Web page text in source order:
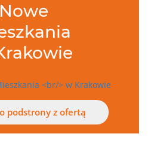
Nowe
podstrony z ofertą